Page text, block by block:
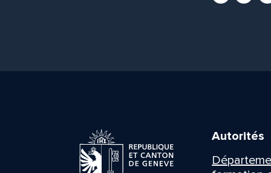
Autorités